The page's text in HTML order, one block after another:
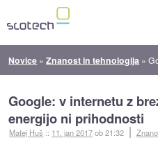
Novice »Znanost in tehnologija »
Google: v internetu z
energijo ni prihodnosti
Matej Huš :: 11. jan 2017ob 21:32